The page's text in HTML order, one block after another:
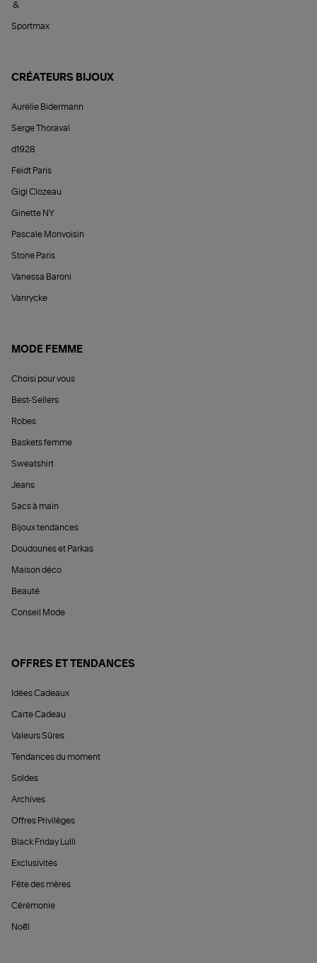
&
Sportmax
CRÉATEURS BIJOUX
Aurélie Bidermann
Serge Thoraval
d1928
Feidt Paris
Gigi Clozeau
Ginette NY
Pascale Monvoisin
Stone Paris
Vanessa Baroni
Vanrycke
MODE FEMME
Choisi pour vous
Best-Sellers
Robes
Baskets femme
Sweatshirt
Jeans
Sacs à main
Bijoux tendances
Doudounes et Parkas
Maison déco
Beauté
Conseil Mode
OFFRES ET TENDANCES
Idées Cadeaux
Carte Cadeau
Valeurs Sûres
Tendances du moment
Soldes
Archives
Offres Privilèges
Black Friday Lulli
Exclusivités
Fête des mères
Cérémonie
Noël